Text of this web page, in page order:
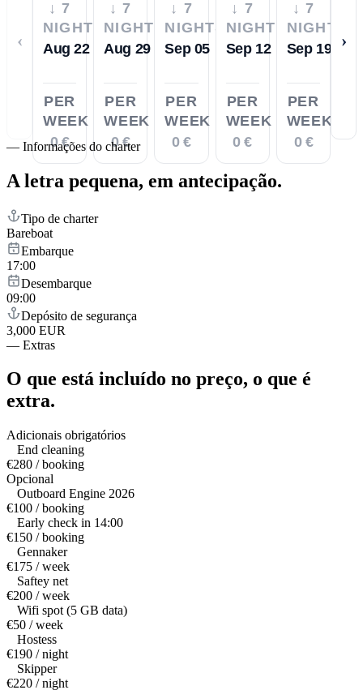
‹
↓ 7
NIGHTS
Aug 22
PER
WEEK
0 €
↓ 7
NIGHTS
Aug 29
PER
WEEK
0 €
↓ 7
NIGHTS
Sep 05
PER
WEEK
0 €
↓ 7
NIGHTS
Sep 12
PER
WEEK
0 €
↓ 7
NIGHTS
Sep 19
PER
WEEK
0 €
›
— Informações do charter
A letra pequena, em antecipação.
Tipo de charter
Bareboat
Embarque
17:00
Desembarque
09:00
Depósito de segurança
3,000 EUR
— Extras
O que está incluído no preço, o que é
extra.
Adicionais obrigatórios
End cleaning
€280 / booking
Opcional
Outboard Engine 2026
€100 / booking
Early check in 14:00
€150 / booking
Gennaker
€175 / week
Saftey net
€200 / week
Wifi spot (5 GB data)
€50 / week
Hostess
€190 / night
Skipper
€220 / night